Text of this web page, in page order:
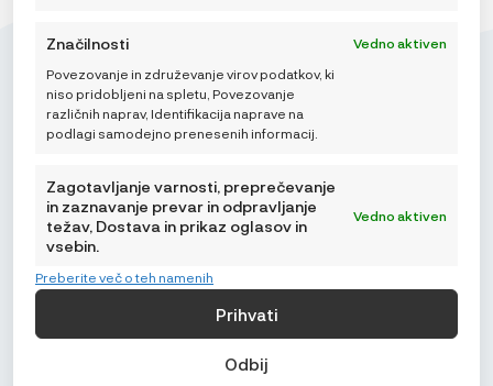
Značilnosti
Vedno aktiven
Povezovanje in združevanje virov podatkov, ki
niso pridobljeni na spletu, Povezovanje
različnih naprav, Identifikacija naprave na
podlagi samodejno prenesenih informacij.
Zagotavljanje varnosti, preprečevanje
in zaznavanje prevar in odpravljanje
težav, Dostava in prikaz oglasov in
vsebin.
Vedno aktiven
Preberite več o teh namenih
Prihvati
Odbij
Mikroedra d.o.o.
info@najnaj.eu
TIPS